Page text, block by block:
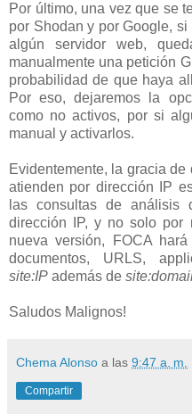
Por último, una vez que se
por Shodan y por Google,
algún servidor web,
manualmente una petición
probabilidad de que haya
Por eso, dejaremos la
como no activos, por si
manual y activarlos.
Evidentemente, la gracia
atienden por dirección IP
las consultas de
dirección IP, y no solo por
nueva versión, FOCA
documentos, URLS,
site:IP además de
Saludos Malignos!
Chema Alonso a las 9:47 a. m.
Compartir